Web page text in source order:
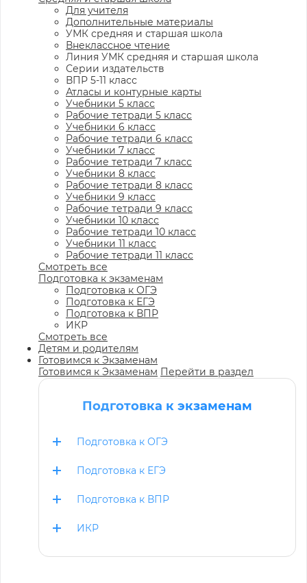
Для учителя
Дополнительные материалы
УМК средняя и старшая школа
Внеклассное чтение
Линия УМК средняя и старшая школа
Серии издательств
ВПР 5-11 класс
Атласы и контурные карты
Учебники 5 класс
Рабочие тетради 5 класс
Учебники 6 класс
Рабочие тетради 6 класс
Учебники 7 класс
Рабочие тетради 7 класс
Учебники 8 класс
Рабочие тетради 8 класс
Учебники 9 класс
Рабочие тетради 9 класс
Учебники 10 класс
Рабочие тетради 10 класс
Учебники 11 класс
Рабочие тетради 11 класс
Смотреть все
Подготовка к экзаменам
Подготовка к ОГЭ
Подготовка к ЕГЭ
Подготовка к ВПР
ИКР
Смотреть все
Детям и родителям
Готовимся к Экзаменам
Готовимся к Экзаменам Перейти в раздел
Подготовка к экзаменам
Подготовка к ОГЭ
Подготовка к ЕГЭ
Подготовка к ВПР
ИКР